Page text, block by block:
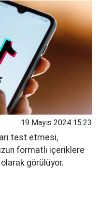
19 Mayıs 2024 15:23
test etmesi,
formatlı içeriklere
görülüyor.